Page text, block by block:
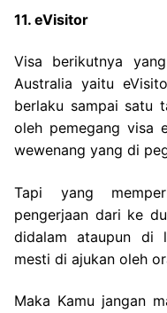
11. eVisitor
Visa berikutnya
Australia yaitu
berlaku sampai satu
oleh pemegang visa
wewenang yang di
Tapi yang
pengerjaan dari ke
didalam ataupun di
mesti di ajukan oleh
Maka Kamu jangan